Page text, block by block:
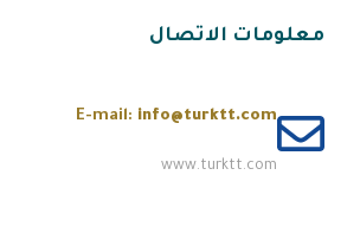
معلومات الاتصال
E-mail: info@turktt.com
www.turktt.com